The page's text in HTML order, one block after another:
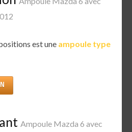
est une ampoule type
Ampoule Mazda 6 avec